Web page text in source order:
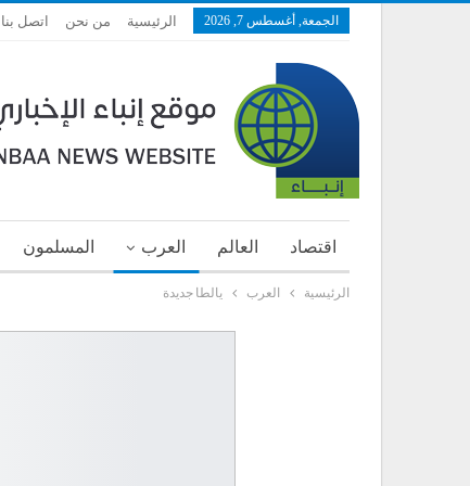
الجمعة, أغسطس 7, 2026 الرئيسية من نحن اتصل بنا
اقتصاد العالم العرب المسلمون
الرئيسية العرب يالطا جديدة